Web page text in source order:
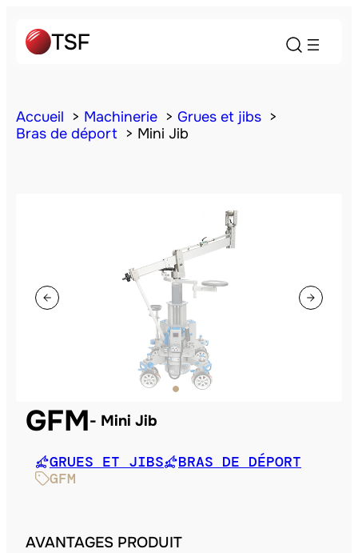
Accueil Machinerie
Grues et jibs
Bras de déport
Mini Jib
GFM Mini Jib
GRUES ET JIBS
BRAS DE DÉPORT
GFM
AVANTAGES PRODUIT